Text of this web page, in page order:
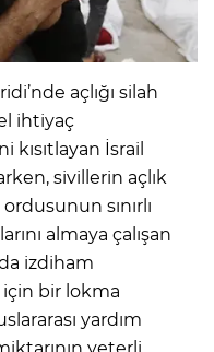
açlığı silah
ihtiyaç
İsrail
sivillerin açlık
sınırlı
almaya çalışan
izdiham
bir lokma
yardım